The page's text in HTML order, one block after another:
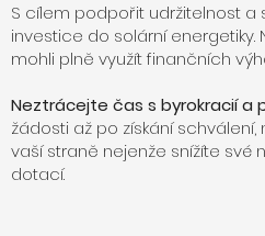
S cílem podpořit udržitelnost a
investice do solární
mohli plně využít finančních
Neztrácejte čas s byrokracií a
žádosti až po získání
vaší straně nejenže snížíte své
dotací.